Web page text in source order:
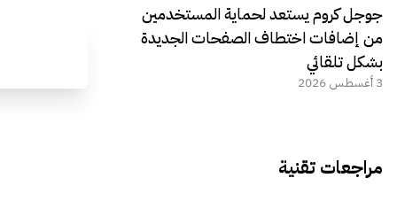
جوجل كروم يستعد لحماية المستخدمين
من إضافات اختطاف الصفحات الجديدة
بشكل تلقائي
3 أغسطس 2026
مراجعات تقنية